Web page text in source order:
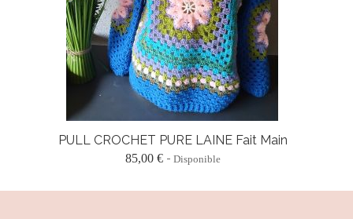
PULL CROCHET PURE LAINE Fait Main
85,00 € Disponible